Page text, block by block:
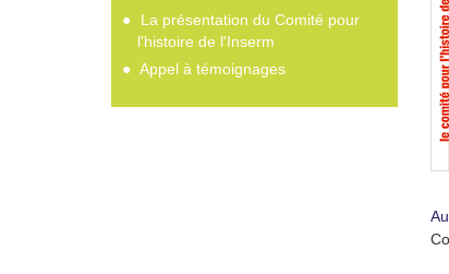
La présentation du Comité pour
l'histoire de l'Inserm
Appel à témoignages